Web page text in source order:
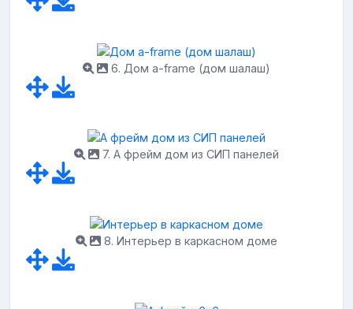
6. Дом a-frame (дом шалаш)
7. А фрейм дом из СИП панелей
8. Интерьер в каркасном доме